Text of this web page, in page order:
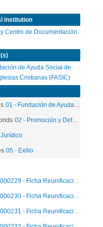
institution
Centro de Documentación
de Ayuda Social de
Cristianas (FASIC)
01 - Fundación de Ayuda Social de las Iglesias Cristianas
02 - Promoción y Defensa de los Derechos Humanos
05 - Exilio
000229 - Ficha Reunificación Familiar
000230 - Ficha Reunificación Familiar
000231 - Ficha Reunificación Familiar